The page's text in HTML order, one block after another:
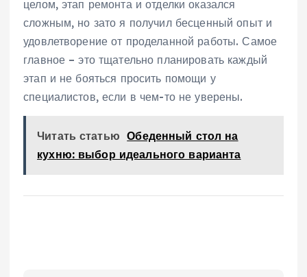
целом, этап ремонта и отделки оказался
сложным, но зато я получил бесценный опыт и
удовлетворение от проделанной работы. Самое
главное – это тщательно планировать каждый
этап и не бояться просить помощи у
специалистов, если в чем-то не уверены.
Читать статью Обеденный стол на
кухню: выбор идеального варианта